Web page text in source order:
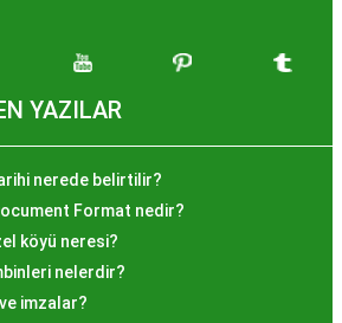
lokması, özel günlerde
damaklarda unutulmaz
İstanbul'da popüler
bu eşsiz lezzetin herkesi
dokunuşlarla
İstanbul'da
YAZILAR
nerede belirtilir?
Format nedir?
köyü neresi?
nelerdir?
imzalar?